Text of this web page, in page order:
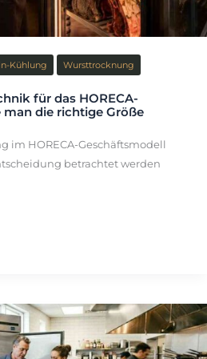
Kühlung Wursttrocknung
für das HORECA-
die richtige Größe
im HORECA-Geschäftsmodell
betrachtet werden